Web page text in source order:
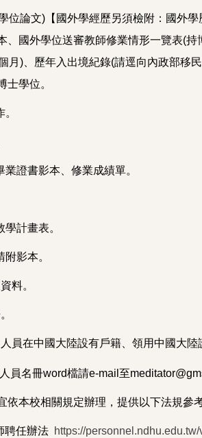
位論文)【國外學經歷另須檢附：國外
、國外學位送審教師修業情形一覽表(
月)、歷年入出境紀錄(請逕向內政部移
士學位。
證書影本、修業成績單。
計畫表。
影本。
料。
員在中國大陸設有戶籍、領用中國大
員名冊word檔請e-mail至
依本校相關規定辦理，提供以下法規參
任辦法 https://